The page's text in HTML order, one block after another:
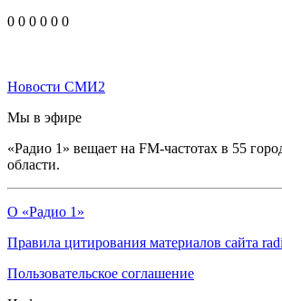
0 0 0 0 0 0
Новости СМИ2
Мы в эфире
«Радио 1» вещает на FM-частотах в 55
области.
О «Радио 1»
Правила цитирования материалов сайта
Пользовательское соглашение